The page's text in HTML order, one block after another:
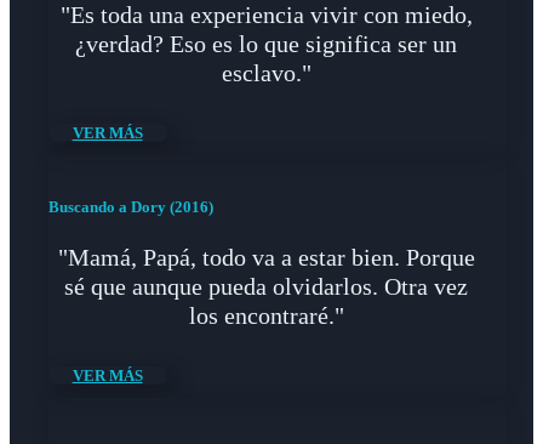
"Es toda una experiencia vivir con miedo,
¿verdad? Eso es lo que significa ser un
esclavo."
VER MÁS
Buscando a Dory (2016)
"Mamá, Papá, todo va a estar bien. Porque
sé que aunque pueda olvidarlos. Otra vez
los encontraré."
VER MÁS